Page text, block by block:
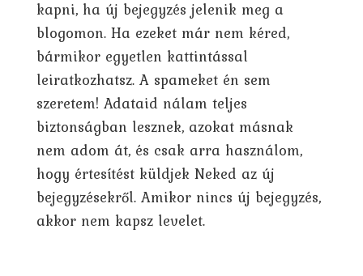
kapni, ha új bejegyzés jelenik meg a
blogomon. Ha ezeket már nem kéred,
bármikor egyetlen kattintással
leiratkozhatsz. A spameket én sem
szeretem! Adataid nálam teljes
biztonságban lesznek, azokat másnak
nem adom át, és csak arra használom,
hogy értesítést küldjek Neked az új
bejegyzésekről. Amikor nincs új bejegyzés,
akkor nem kapsz levelet.